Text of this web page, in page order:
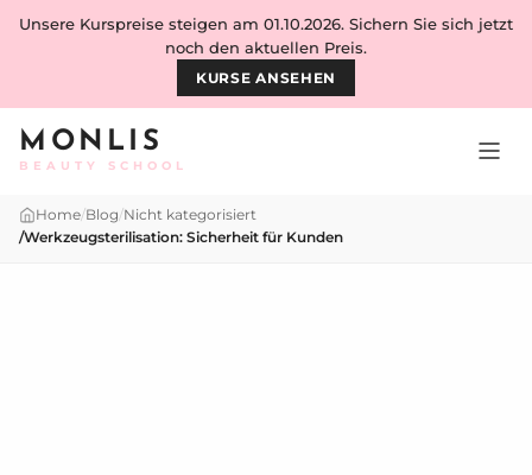
Skip to content
MONLIS
BEAUTY SCHOOL
Unsere Kurspreise steigen am 01.10.2026. Sichern Sie sich jetzt
noch den aktuellen Preis.
KURSE ANSEHEN
Home/Blog/Nicht kategorisiert
/Werkzeugsterilisation: Sicherheit für Kunden